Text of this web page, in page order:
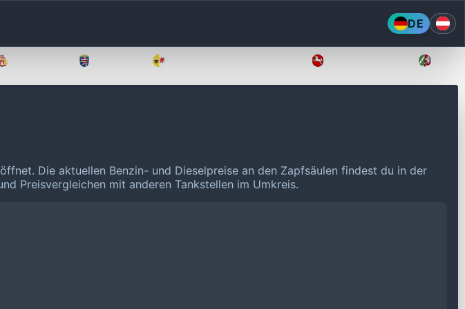
DE
Die aktuellen Benzin- und Dieselpreise an den Zapfsäulen findest du in der
Preisvergleichen mit anderen Tankstellen im Umkreis.